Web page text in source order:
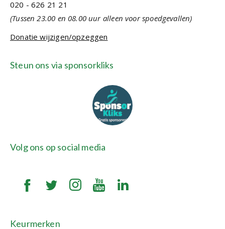
020 - 626 21 21
(Tussen 23.00 en 08.00 uur alleen voor spoedgevallen)
Donatie wijzigen/opzeggen
Steun ons via sponsorkliks
Volg ons op social media
Keurmerken